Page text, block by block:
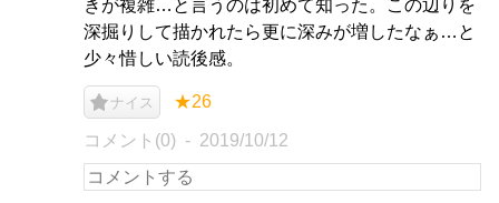
きが複雑…と言うのは初めて知った。この辺りを
深掘りして描かれたら更に深みが増したなぁ…と
少々惜しい読後感。
ナイス ★26
コメント(0) 2019/10/12